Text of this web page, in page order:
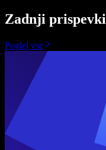
Zadnji prispevki
Poglej vse